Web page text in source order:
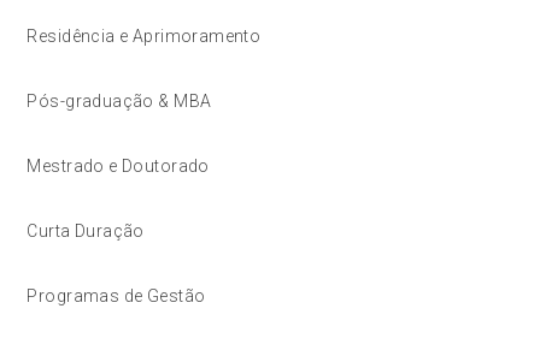
Residência e Aprimoramento
Pós-graduação & MBA
Mestrado e Doutorado
Curta Duração
Programas de Gestão